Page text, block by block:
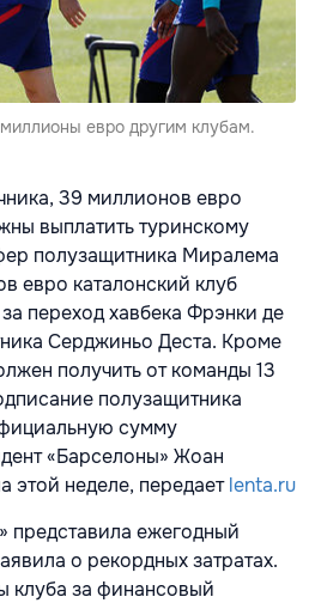
евро другим клубам.
39 миллионов евро
выплатить туринскому
полузащитника Миралема
евро каталонский клуб
переход хавбека Фрэнки де
Серджиньо Деста. Кроме
получить от команды 13
полузащитника
сумму
«Барселоны» Жоан
этой неделе, передаетlenta.ru
представила ежегодный
о рекордных затратах.
клуба за финансовый